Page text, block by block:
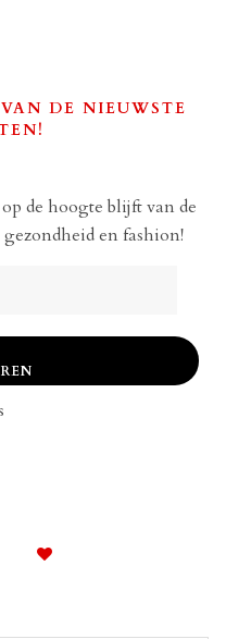
DE NIEUWSTE
de hoogte blijft van de
en fashion!